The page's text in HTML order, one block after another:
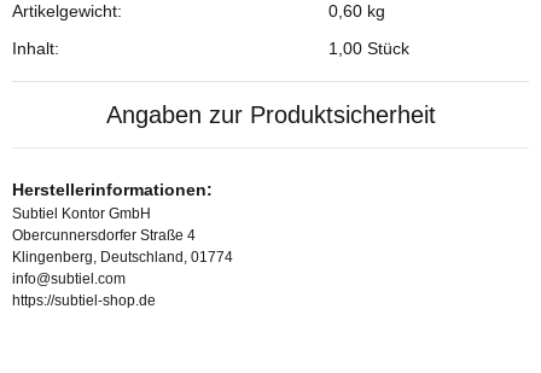
Artikelgewicht:
0,60 kg
Inhalt:
1,00 Stück
Angaben zur Produktsicherheit
Herstellerinformationen:
Subtiel Kontor GmbH
Obercunnersdorfer Straße 4
Klingenberg, Deutschland, 01774
info@subtiel.com
https://subtiel-shop.de